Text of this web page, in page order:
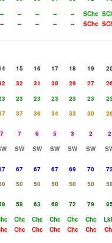
-- -- -- -- -- SChc
-- -- -- -- -- SChc
15 16 17 18 19
32 31 30 29 27
23 23 23 23 23 23
37 36 34 33 30
7 7 6 5 3 2 2
SW SW SW SW SW
67 67 67 69 70
50 50 50 50 50 58
58 63 68 72 79
Chc Chc Chc Chc Chc
Chc Chc Chc Chc Chc